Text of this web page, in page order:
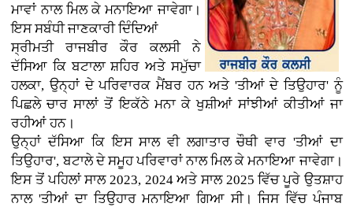
ਮਾਵਾਂ ਨਾਲ ਮਿਲ ਕੇ ਮਨਾਇਆ ਜਾਵੇਗਾ।
ਇਸ ਸਬੰਧੀ ਜਾਣਕਾਰੀ ਦਿੰਦਿਆਂ
ਸ੍ਰੀਮਤੀ ਰਾਜਬੀਰ ਕੌਰ ਕਲਸੀ ਨੇ
ਦੱਸਿਆ ਕਿ ਬਟਾਲਾ ਸ਼ਹਿਰ ਅਤੇ ਸਮੁੱਚਾ
ਹਲਕਾ, ਉਨ੍ਹਾਂ ਦੇ ਪਰਿਵਾਰਕ ਮੈਂਬਰ ਹਨ ਅਤੇ 'ਤੀਆਂ ਦੇ ਤਿਉਹਾਰ' ਨੂੰ
ਪਿਛਲੇ ਚਾਰ ਸਾਲਾਂ ਤੋਂ ਇਕੱਠੇ ਮਨਾ ਕੇ ਖੁਸ਼ੀਆਂ ਸਾਂਝੀਆਂ ਕੀਤੀਆਂ ਜਾ
ਰਹੀਆਂ ਹਨ।
ਉਨ੍ਹਾਂ ਦੱਸਿਆ ਕਿ ਇਸ ਸਾਲ ਵੀ ਲਗਾਤਾਰ ਚੌਥੀ ਵਾਰ 'ਤੀਆਂ ਦਾ
ਤਿਉਹਾਰ', ਬਟਾਲੇ ਦੇ ਸਮੂਹ ਪਰਿਵਾਰਾਂ ਨਾਲ ਮਿਲ ਕੇ ਮਨਾਇਆ ਜਾਵੇਗਾ।
ਇਸ ਤੋਂ ਪਹਿਲਾਂ ਸਾਲ 2023, 2024 ਅਤੇ ਸਾਲ 2025 ਵਿੱਚ ਪੂਰੇ ਉਤਸ਼ਾਹ
ਨਾਲ 'ਤੀਆਂ ਦਾ ਤਿਉਹਾਰ ਮਨਾਇਆ ਗਿਆ ਸੀ। ਜਿਸ ਵਿੱਚ ਪੰਜਾਬ